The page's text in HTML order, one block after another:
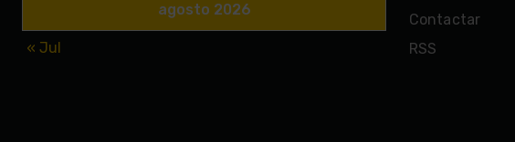
agosto 2026
« Jul
Contactar
RSS